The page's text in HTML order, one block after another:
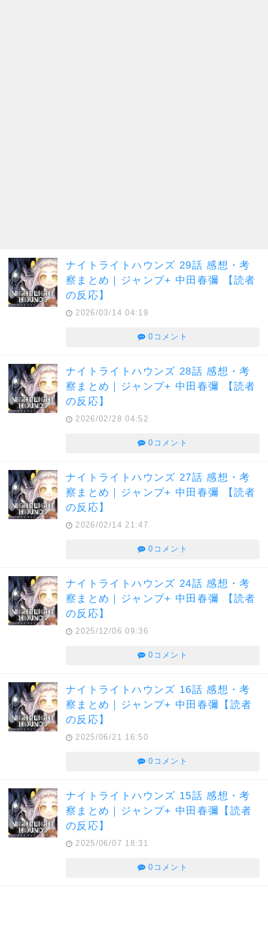
ナイトライトハウンズ 29話 感想・考
察まとめ｜ジャンプ+ 中田春彌 【読者
の反応】
2026/03/14 04:19
0コメント
ナイトライトハウンズ 28話 感想・考
察まとめ｜ジャンプ+ 中田春彌 【読者
の反応】
2026/02/28 04:52
0コメント
ナイトライトハウンズ 27話 感想・考
察まとめ｜ジャンプ+ 中田春彌 【読者
の反応】
2026/02/14 21:47
0コメント
ナイトライトハウンズ 24話 感想・考
察まとめ｜ジャンプ+ 中田春彌 【読者
の反応】
2025/12/06 09:36
0コメント
ナイトライトハウンズ 16話 感想・考
察まとめ｜ジャンプ+ 中田春彌【読者
の反応】
2025/06/21 16:50
0コメント
ナイトライトハウンズ 15話 感想・考
察まとめ｜ジャンプ+ 中田春彌【読者
の反応】
2025/06/07 18:31
0コメント